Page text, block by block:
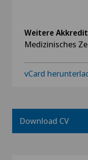
Weitere
Medizinisches
vCard
Download CV